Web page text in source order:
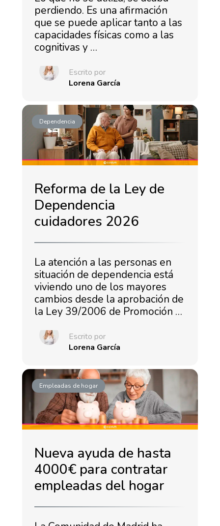
perdiendo. Es una afirmación
que se puede aplicar tanto a las
capacidades físicas como a las
cognitivas y …
Escrito por
Lorena García
Dependencia
Reforma de la Ley de
Dependencia
cuidadores 2026
La atención a las personas en
situación de dependencia está
viviendo uno de los mayores
cambios desde la aprobación de
la Ley 39/2006 de Promoción …
Escrito por
Lorena García
Empleadas de hogar
Nueva ayuda de hasta
4000€ para contratar
empleadas del hogar